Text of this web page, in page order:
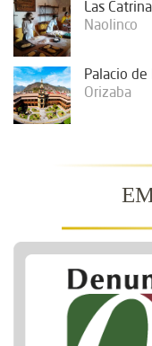
Las
Naolinco
Palacio
Orizaba